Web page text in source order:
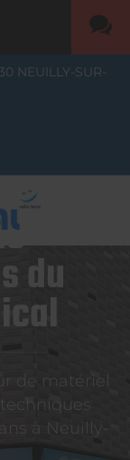
NEUILLY-SUR-
du
de matériel
à Neuilly-